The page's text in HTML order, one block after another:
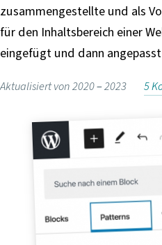
r
n
e
zusammengestellte und als
für den Inhaltsbereich einer
eingefügt und dann
Aktualisiert von 2020 –2023 5